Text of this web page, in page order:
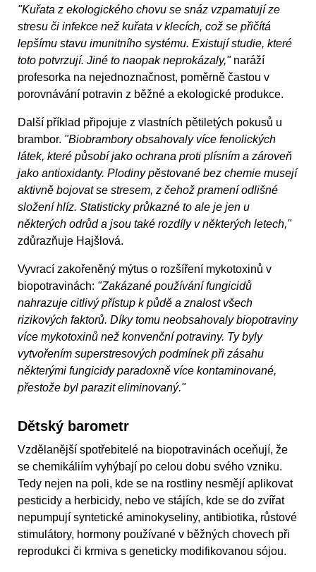
"Kuřata z ekologického chovu se snáz vzpamatují ze
stresu či infekce než kuřata v klecích, což se přičítá
lepšímu stavu imunitního systému. Existují studie, které
toto potvrzují. Jiné to naopak neprokázaly,"naráží
profesorka na nejednoznačnost, poměrně častou v
porovnávání potravin z běžné a ekologické produkce.
Další příklad připojuje z vlastních pětiletých pokusů u
brambor. "Biobrambory obsahovaly více fenolických
látek, které působí jako ochrana proti plísním a zároveň
jako antioxidanty. Plodiny pěstované bez chemie musejí
aktivně bojovat se stresem, z čehož pramení odlišné
složení hlíz. Statisticky průkazné to ale je jen u
některých odrůd a jsou také rozdíly v některých letech,"
zdůrazňuje Hajšlová.
Vyvrací zakořeněný mýtus o rozšíření mykotoxinů v
biopotravinách: "Zakázané používání fungicidů
nahrazuje citlivý přístup k půdě a znalost všech
rizikových faktorů. Díky tomu neobsahovaly biopotraviny
více mykotoxinů než konvenční potraviny. Ty byly
vytvořením superstresových podmínek při zásahu
některými fungicidy paradoxně více kontaminované,
přestože byl parazit eliminovaný."
Dětský barometr
Vzdělanější spotřebitelé na biopotravinách oceňují, že
se chemikáliím vyhýbají po celou dobu svého vzniku.
Tedy nejen na poli, kde se na rostliny nesmějí aplikovat
pesticidy a herbicidy, nebo ve stájích, kde se do zvířat
nepumpují syntetické aminokyseliny, antibiotika, růstové
stimulátory, hormony používané v běžných chovech při
reprodukci či krmiva s geneticky modifikovanou sójou.